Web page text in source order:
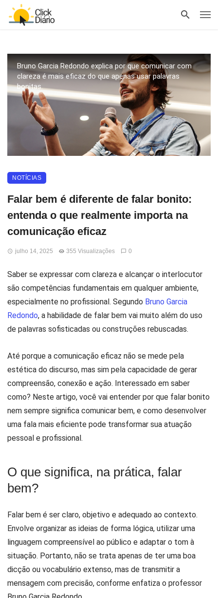
Bruno Garcia Redondo explica por que comunicar com
clareza é mais eficaz do que apenas usar palavras
bonitas.
NOTÍCIAS
Falar bem é diferente de falar bonito:
entenda o que realmente importa na
comunicação eficaz
julho 14, 2025 355 Visualizações 0
Saber se expressar com clareza e alcançar o interlocutor
são competências fundamentais em qualquer ambiente,
especialmente no profissional. Segundo Bruno Garcia
Redondo, a habilidade de falar bem vai muito além do uso
de palavras sofisticadas ou construções rebuscadas.
Até porque a comunicação eficaz não se mede pela
estética do discurso, mas sim pela capacidade de gerar
compreensão, conexão e ação. Interessado em saber
como? Neste artigo, você vai entender por que falar bonito
nem sempre significa comunicar bem, e como desenvolver
uma fala mais eficiente pode transformar sua atuação
pessoal e profissional.
O que significa, na prática, falar
bem?
Falar bem é ser claro, objetivo e adequado ao contexto.
Envolve organizar as ideias de forma lógica, utilizar uma
linguagem compreensível ao público e adaptar o tom à
situação. Portanto, não se trata apenas de ter uma boa
dicção ou vocabulário extenso, mas de transmitir a
mensagem com precisão, conforme enfatiza o professor